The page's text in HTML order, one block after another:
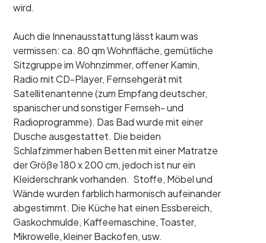
wird.
Auch die Innenausstattung lässt kaum was
vermissen: ca. 80 qm Wohnfläche, gemütliche
Sitzgruppe im Wohnzimmer, offener Kamin,
Radio mit CD-Player, Fernsehgerät mit
Satellitenantenne (zum Empfang deutscher,
spanischer und sonstiger Fernseh- und
Radioprogramme). Das Bad wurde mit einer
Dusche ausgestattet. Die beiden
Schlafzimmer haben Betten mit einer Matratze
der Größe 180 x 200 cm, jedoch ist nur ein
Kleiderschrank vorhanden. Stoffe, Möbel und
Wände wurden farblich harmonisch aufeinander
abgestimmt. Die Küche hat einen Essbereich,
Gaskochmulde, Kaffeemaschine, Toaster,
Mikrowelle, kleiner Backofen, usw.